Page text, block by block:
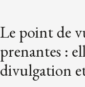
Le point de
prenantes :
divulgation